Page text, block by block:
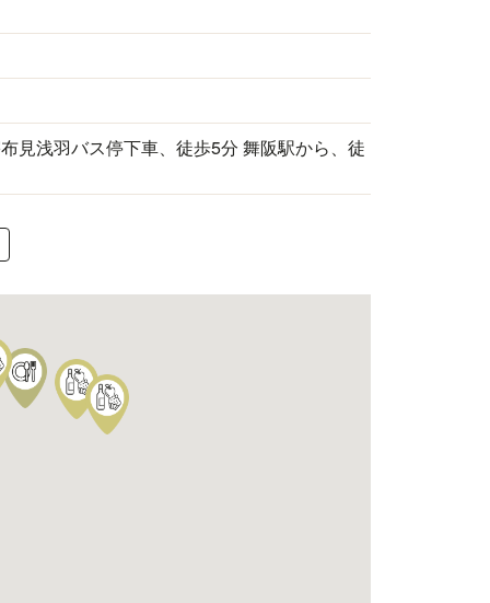
見浅羽バス停下車、徒歩5分 舞阪駅から、徒